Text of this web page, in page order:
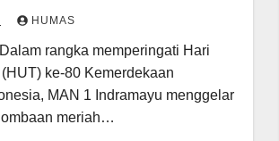
HUMAS
rangka memperingati Hari
ke-80 Kemerdekaan
MAN 1 Indramayu menggelar
meriah…